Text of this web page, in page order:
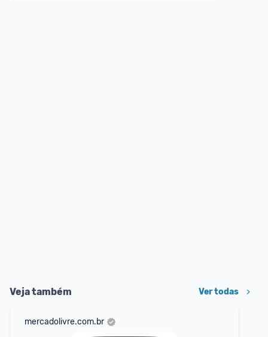
Veja também Ver todas
mercadolivre.com.br